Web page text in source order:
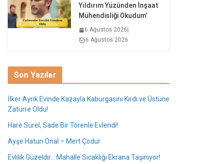
Yıldırım Yüzünden İnşaat
Mühendisliği Okudum’
6 Ağustos 2026
6 Ağustos 2026
Son Yazılar
İlker Ayrık Evinde Kazayla Kaburgasını Kırdı ve Üstüne
Zatürre Oldu!
Hare Sürel, Sade Bir Törenle Evlendi!
Ayşe Hatun Önal – Mert Çodur
Evlilik Güzeldir… Mahalle Sıcaklığı Ekrana Taşınıyor!